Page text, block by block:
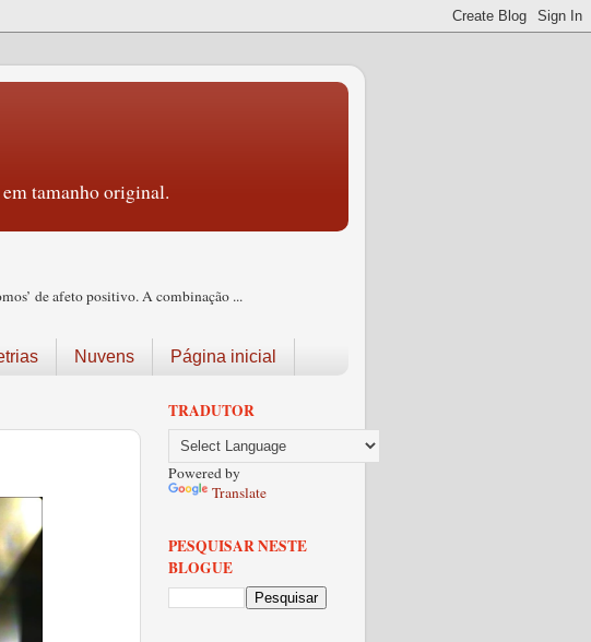
tamanho original.
de afeto positivo. A combinação ...
Nuvens Página inicial
TRADUTOR
Powered by
Translate
PESQUISAR NESTE
BLOGUE